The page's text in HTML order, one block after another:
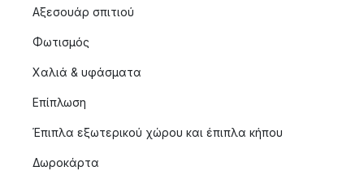
Αξεσουάρ σπιτιού
Φωτισμός
Χαλιά & υφάσματα
Επίπλωση
Έπιπλα εξωτερικού χώρου και έπιπλα κήπου
Δωροκάρτα